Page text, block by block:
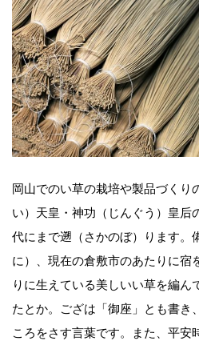
岡山でのい草の栽培や製品づくり
い）天皇・神功（じんぐう）皇后
代にまで遡（さかのぼ）ります。
に）、現在の倉敷市のあたりに宿
りに生えている美しいい草を編ん
たとか。ござは「御座」とも書き
ころをさす言葉です。また、平安